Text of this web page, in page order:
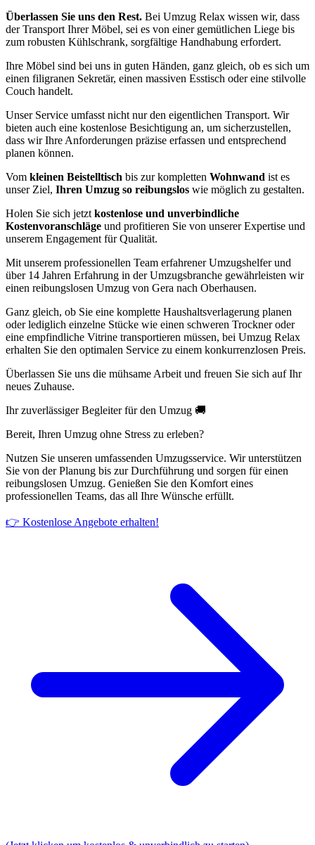
Überlassen Sie uns den Rest. Bei Umzug Relax wissen wir, dass
der Transport Ihrer Möbel, sei es von einer gemütlichen Liege bis
zum robusten Kühlschrank, sorgfältige Handhabung erfordert.
Ihre Möbel sind bei uns in guten Händen, ganz gleich, ob es sich um
einen filigranen Sekretär, einen massiven Esstisch oder eine stilvolle
Couch handelt.
Unser Service umfasst nicht nur den eigentlichen Transport. Wir
bieten auch eine kostenlose Besichtigung an, um sicherzustellen,
dass wir Ihre Anforderungen präzise erfassen und entsprechend
planen können.
Vom kleinen Beistelltisch bis zur kompletten Wohnwand ist es
unser Ziel, Ihren Umzug so reibungslos wie möglich zu gestalten.
Holen Sie sich jetzt kostenlose und unverbindliche
Kostenvoranschläge und profitieren Sie von unserer Expertise und
unserem Engagement für Qualität.
Mit unserem professionellen Team erfahrener Umzugshelfer und
über 14 Jahren Erfahrung in der Umzugsbranche gewährleisten wir
einen reibungslosen Umzug von Gera nach Oberhausen.
Ganz gleich, ob Sie eine komplette Haushaltsverlagerung planen
oder lediglich einzelne Stücke wie einen schweren Trockner oder
eine empfindliche Vitrine transportieren müssen, bei Umzug Relax
erhalten Sie den optimalen Service zu einem konkurrenzlosen Preis.
Überlassen Sie uns die mühsame Arbeit und freuen Sie sich auf Ihr
neues Zuhause.
Ihr zuverlässiger Begleiter für den Umzug 🚚
Bereit, Ihren Umzug ohne Stress zu erleben?
Nutzen Sie unseren umfassenden Umzugsservice. Wir unterstützen
Sie von der Planung bis zur Durchführung und sorgen für einen
reibungslosen Umzug. Genießen Sie den Komfort eines
professionellen Teams, das all Ihre Wünsche erfüllt.
👉 Kostenlose Angebote erhalten!